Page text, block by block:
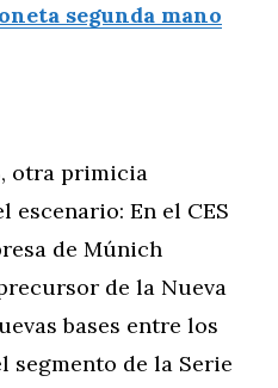
segunda mano
otra primicia
escenario: En el CES
de Múnich
de la Nueva
bases entre los
segmento de la Serie